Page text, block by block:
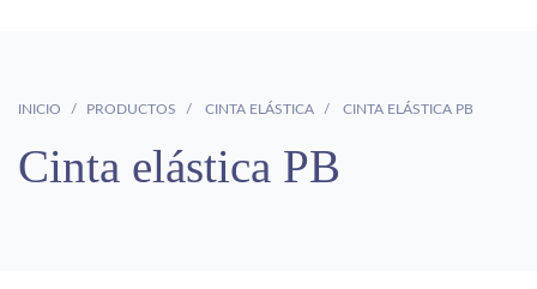
INICIO PRODUCTOS CINTA ELÁSTICA CINTA ELÁSTICA PB
Cinta elástica PB